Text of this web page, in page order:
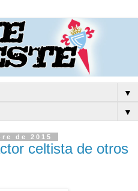
▼
▼
de 2015
celtista de otros